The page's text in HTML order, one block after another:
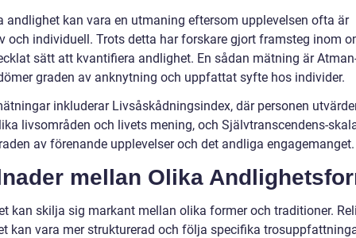
andlighet kan vara en utmaning eftersom upplevelsen ofta är
och individuell. Trots detta har forskare gjort framsteg inom
sätt att kvantifiera andlighet. En sådan mätning är
graden av anknytning och uppfattat syfte hos individer.
inkluderar Livsåskådningsindex, där personen
livsområden och livets mening, och Självtranscendens-
av förenande upplevelser och det andliga engagemanget.
mellan Olika
kan skilja sig markant mellan olika former och traditioner.
kan vara mer strukturerad och följa specifika